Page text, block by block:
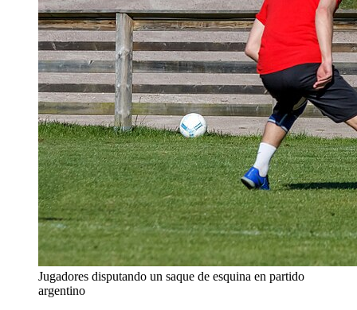
Jugadores disputando un saque de esquina en partido
argentino